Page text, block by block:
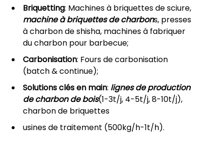
Briquetting: Machines à briquettes de sciure,
machine à briquettes de charbons, presses
à charbon de shisha, machines à fabriquer
du charbon pour barbecue;
Carbonisation: Fours de carbonisation
(batch & continue);
Solutions clés en main: lignes de production
de charbon de bois(1-3t/j, 4-5t/j, 8-10t/j),
charbon de briquettes
usines de traitement (500kg/h-1t/h).